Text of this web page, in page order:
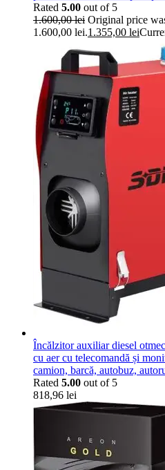
Rated 5.00 out of 5
1.600,00lei Original price
1.600,00 lei.1.355,00 lei
Încălzitor auxiliar diesel
cu aer cu telecomandă și
camion, barcă, autobuz,
Rated 5.00 out of 5
818,96 lei